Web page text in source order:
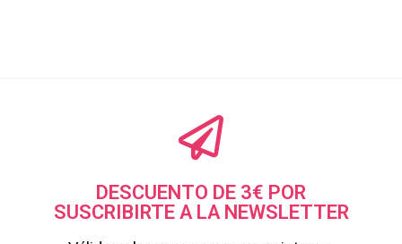
DESCUENTO DE 3€ POR
SUSCRIBIRTE A LA NEWSLETTER